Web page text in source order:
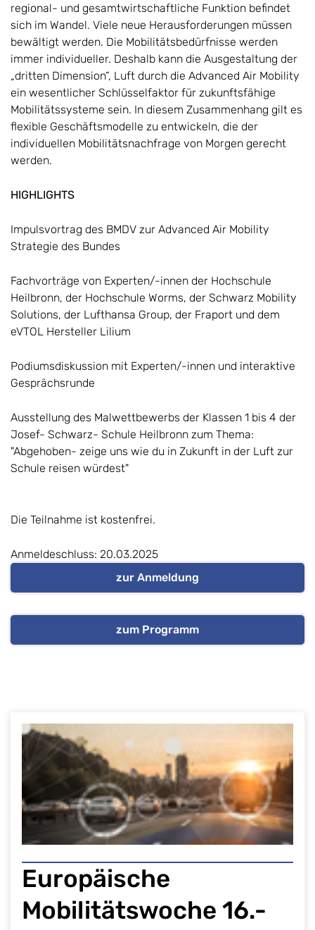
regional- und gesamtwirtschaftliche Funktion befindet
sich im Wandel. Viele neue Herausforderungen müssen
bewältigt werden. Die Mobilitätsbedürfnisse werden
immer individueller. Deshalb kann die Ausgestaltung der
„dritten Dimension“, Luft durch die Advanced Air Mobility
ein wesentlicher Schlüsselfaktor für zukunftsfähige
Mobilitätssysteme sein. In diesem Zusammenhang gilt es
flexible Geschäftsmodelle zu entwickeln, die der
individuellen Mobilitätsnachfrage von Morgen gerecht
werden.
HIGHLIGHTS
Impulsvortrag des BMDV zur Advanced Air Mobility
Strategie des Bundes
Fachvorträge von Experten/-innen der Hochschule
Heilbronn, der Hochschule Worms, der Schwarz Mobility
Solutions, der Lufthansa Group, der Fraport und dem
eVTOL Hersteller Lilium
Podiumsdiskussion mit Experten/-innen und interaktive
Gesprächsrunde
Ausstellung des Malwettbewerbs der Klassen 1 bis 4 der
Josef- Schwarz- Schule Heilbronn zum Thema:
"Abgehoben- zeige uns wie du in Zukunft in der Luft zur
Schule reisen würdest"
Die Teilnahme ist kostenfrei.
Anmeldeschluss: 20.03.2025
zur Anmeldung
zum Programm
Europäische
Mobilitätswoche 16.-